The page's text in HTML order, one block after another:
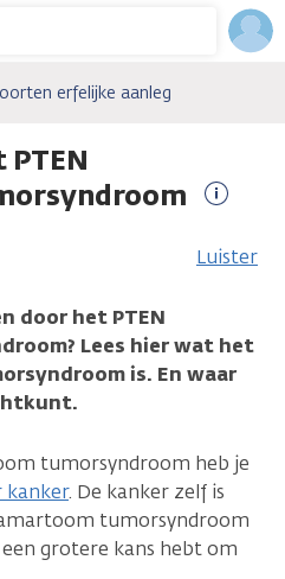
erfelijke aanleg
Luister
door het PTEN
Lees hier wat het
is. En waar
tumorsyndroom heb je
kanker. De kanker zelf is
tumorsyndroom
grotere kans hebt om